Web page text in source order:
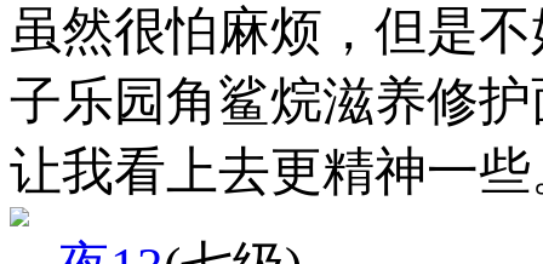
虽然很怕麻烦，但是
子乐园角鲨烷滋养修
让我看上去更精神一